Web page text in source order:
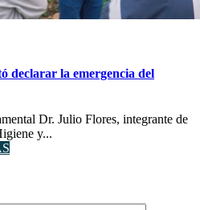
declarar la emergencia del
Dr. Julio Flores, integrante de
y...